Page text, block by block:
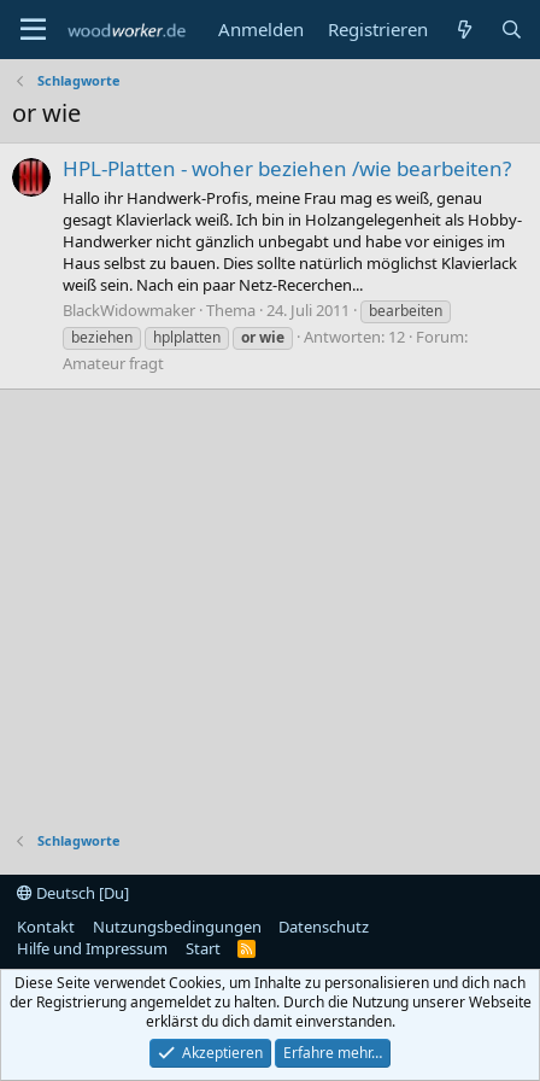
Anmelden Registrieren
Schlagworte
or wie
HPL-Platten - woher beziehen /wie bearbeiten?
Hallo ihr Handwerk-Profis, meine Frau mag es weiß, genau
gesagt Klavierlack weiß. Ich bin in Holzangelegenheit als Hobby-
Handwerker nicht gänzlich unbegabt und habe vor einiges im
Haus selbst zu bauen. Dies sollte natürlich möglichst Klavierlack
weiß sein. Nach ein paar Netz-Recerchen...
BlackWidowmaker Thema 24. Juli 2011
bearbeiten
beziehen
hplplatten orwie Antworten: 12 Forum:
Amateur fragt
Schlagworte
Deutsch [Du]
Kontakt
Nutzungsbedingungen
Datenschutz
Hilfe und Impressum
Start
R
S
Diese Seite verwendet Cookies, um Inhalte zu personalisieren und dich nach
der Registrierung angemeldet zu halten. Durch die Nutzung unserer Webseite
erklärst du dich damit einverstanden.
Akzeptieren
Erfahre mehr…